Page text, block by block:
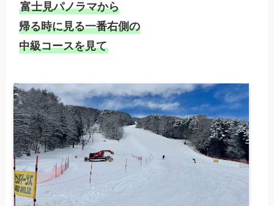
富士見パノラマから
帰る時に見る一番右側の
中級コースを見て